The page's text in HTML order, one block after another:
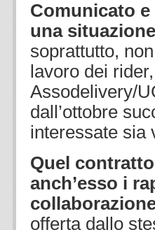
Comunicato
una
soprattutto,
lavoro dei
Assodelivery/
dall’ottobre
interessate sia
Quel
anch’esso i
offerta dallo